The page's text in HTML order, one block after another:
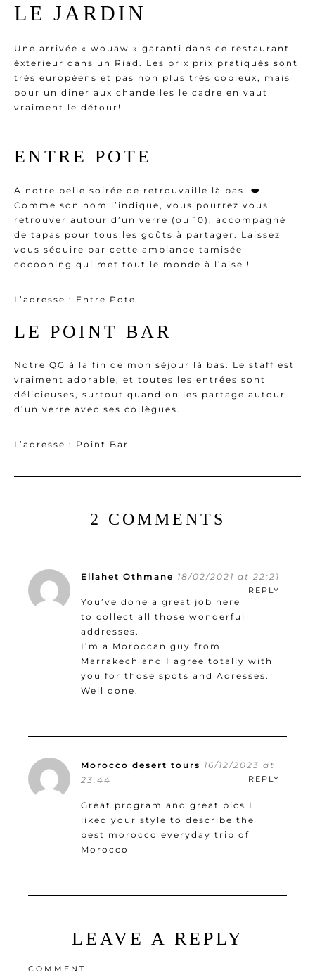
LE JARDIN
Une arrivée « wouaw » garanti dans ce restaurant
éxterieur dans un Riad. Les prix prix pratiqués sont
très européens et pas non plus très copieux, mais
pour un diner aux chandelles le cadre en vaut
vraiment le détour!
ENTRE POTE
A notre belle soirée de retrouvaille là bas. ❤️
Comme son nom l’indique, vous pourrez vous
retrouver autour d’un verre (ou 10), accompagné
de tapas pour tous les goûts à partager. Laissez
vous séduire par cette ambiance tamisée
cocooning qui met tout le monde à l’aise !
L’adresse : Entre Pote
LE POINT BAR
Notre QG à la fin de mon séjour là bas. Le staff est
vraiment adorable, et toutes les entrées sont
délicieuses, surtout quand on les partage autour
d’un verre avec ses collègues.
L’adresse : Point Bar
2 COMMENTS
Ellahet Othmane 18/02/2021 at 22:21
REPLY
You’ve done a great job here
to collect all those wonderful
addresses.
I’m a Moroccan guy from
Marrakech and I agree totally with
you for those spots and Adresses.
Well done.
Morocco desert tours 16/12/2023 at
23:44
REPLY
Great program and great pics I
liked your style to describe the
best morocco everyday trip of
Morocco
LEAVE A REPLY
COMMENT